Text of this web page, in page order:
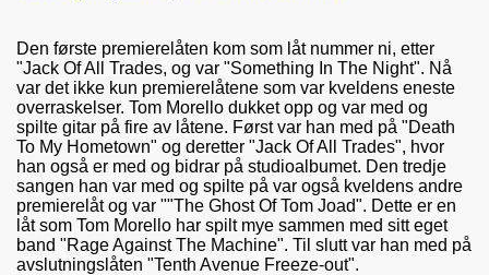
Den første premierelåten kom som låt nummer ni, etter
"Jack Of All Trades, og var "Something In The Night". Nå
var det ikke kun premierelåtene som var kveldens eneste
overraskelser. Tom Morello dukket opp og var med og
spilte gitar på fire av låtene. Først var han med på "Death
To My Hometown" og deretter "Jack Of All Trades", hvor
han også er med og bidrar på studioalbumet. Den tredje
sangen han var med og spilte på var også kveldens andre
premierelåt og var ""The Ghost Of Tom Joad". Dette er en
låt som Tom Morello har spilt mye sammen med sitt eget
band "Rage Against The Machine". Til slutt var han med på
avslutningslåten "Tenth Avenue Freeze-out".